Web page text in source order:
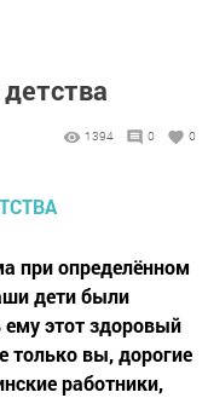
1394 0 0
при определённом
дети были
этот здоровый
только вы, дорогие
работники,